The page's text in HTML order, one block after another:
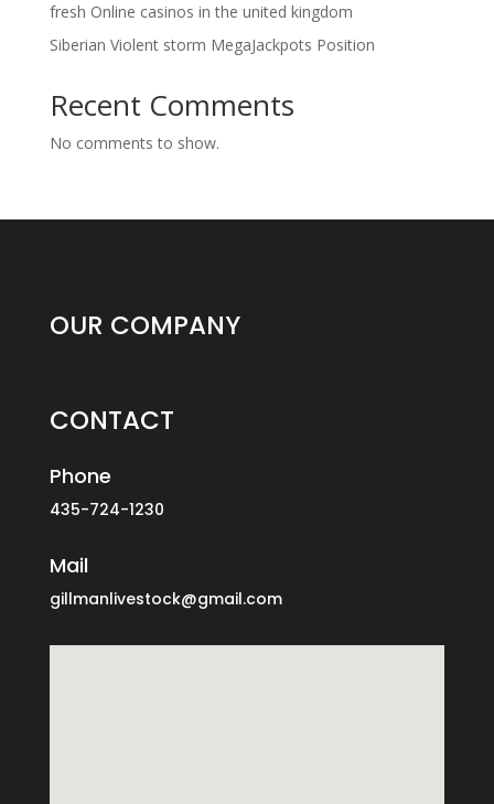
fresh Online casinos in the united kingdom
Siberian Violent storm MegaJackpots Position
Recent Comments
No comments to show.
OUR COMPANY
CONTACT
Phone
435-724-1230
Mail
gillmanlivestock@gmail.com